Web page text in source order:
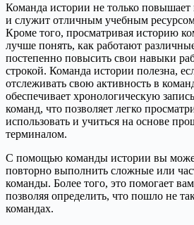
Команда истории не только повышает
и служит отличным учебным
Кроме того, просматривая историю
лучше понять, как работают
постепенно повысить свои навыки
строкой. Команда истории полезна,
отслеживать свою активность в
обеспечивает хронологическую
команд, что позволяет легко
использовать и учиться на основе
терминалом.
С помощью команды истории вы
повторно выполнить сложные или
команды. Более того, это помогает
позволяя определить, что пошло не
командах.